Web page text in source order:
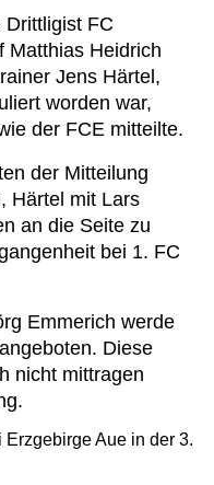
Drittligist FC
Matthias Heidrich
Jens Härtel,
worden war,
der FCE mitteilte.
der Mitteilung
Härtel mit Lars
an die Seite zu
bei 1. FC
Emmerich werde
Diese
nicht mittragen